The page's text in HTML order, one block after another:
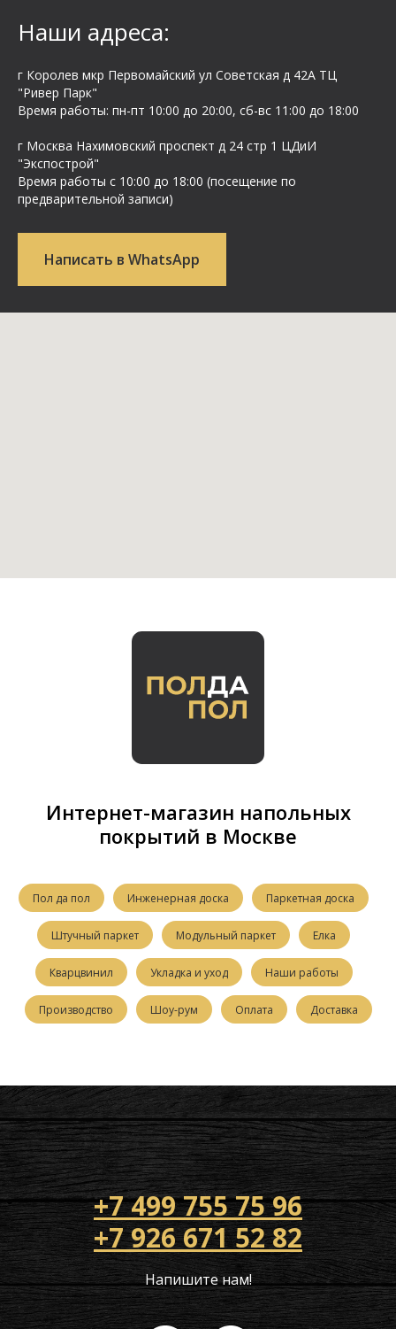
Наши адреса:
г Королев мкр Первомайский ул Cоветская д 42А ТЦ
"Ривер Парк"
Время работы: пн-пт 10:00 до 20:00, сб-вс 11:00 до 18:00
г Москва Нахимовский проспект д 24 стр 1 ЦДиИ
"Экспострой"
Время работы с 10:00 до 18:00 (посещение по
предварительной записи)
Написать в WhatsApp
Интернет-магазин напольных
покрытий в Москве
Пол да пол Инженерная доска Паркетная доска
Штучный паркет Модульный паркет Елка
Кварцвинил Укладка и уход Наши работы
Производство Шоу-рум Оплата Доставка
+7 499 755 75 96
+7 926 671 52 82
Напишите нам!